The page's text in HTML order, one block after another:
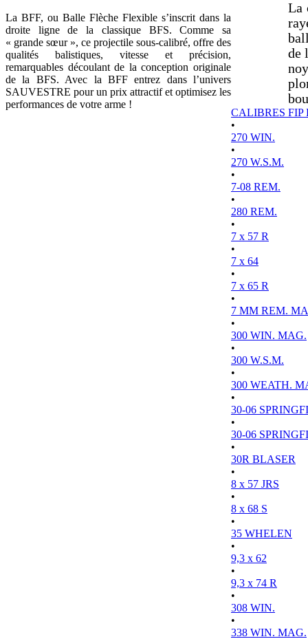
La BFF, ou Balle Flèche Flexible s’inscrit dans la
droite ligne de la classique BFS. Comme sa
« grande sœur », ce projectile sous-calibré, offre des
qualités balistiques, vitesse et précision,
remarquables découlant de la conception originale
de la BFS. Avec la BFF entrez dans l’univers
SAUVESTRE pour un prix attractif et optimisez les
performances de votre arme !
La
de
CALIBRES FIP
•
270 WIN.
•
270 W.S.M.
•
7-08 REM.
•
280 REM.
•
7 x 57 R
•
7 x 64
•
7 x 65 R
•
7 MM REM.
•
300 WIN. MAG.
•
300 W.S.M.
•
300 WEATH.
•
30-06
•
30-06
•
30R BLASER
•
8 x 57 JRS
•
8 x 68 S
•
35 WHELEN
•
9,3 x 62
•
9,3 x 74 R
•
308 WIN.
•
338 WIN. MAG.